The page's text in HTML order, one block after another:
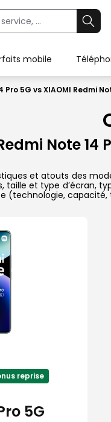
mobile
Pro 5G vs XIAOMI Redmi
Note 14
et atouts des
taille et type d’écran,
(technologie,
reprise
5G